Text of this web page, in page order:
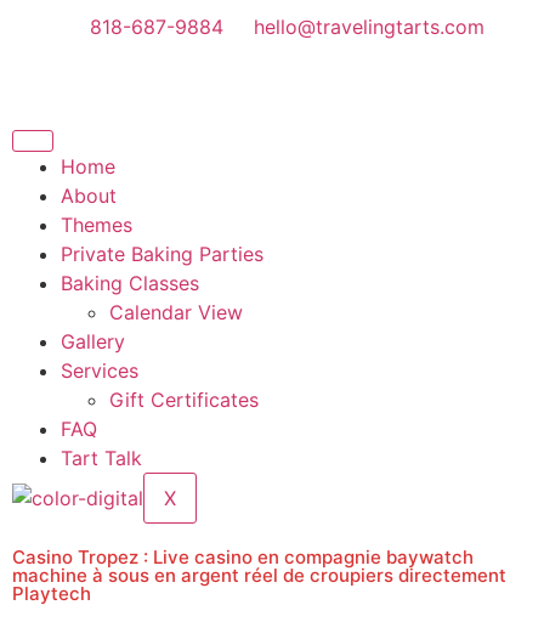
818-687-9884 hello@travelingtarts.com
Home
About
Themes
Private Baking Parties
Baking Classes
Calendar View
Gallery
Services
Gift Certificates
FAQ
Tart Talk
X
Casino Tropez : Live casino en compagnie baywatch
machine à sous en argent réel de croupiers directement
Playtech